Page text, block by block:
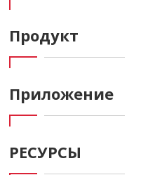
Продукт
Приложение
РЕСУРСЫ